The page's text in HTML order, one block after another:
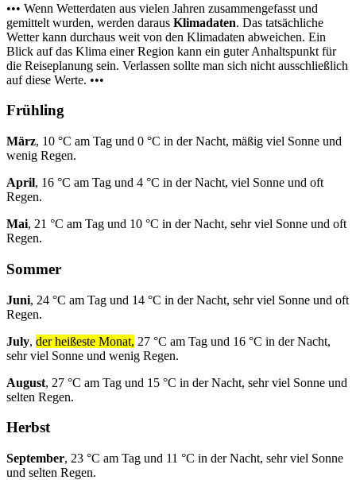
••• Wenn Wetterdaten aus vielen Jahren zusammengefasst und
gemittelt wurden, werden daraus Klimadaten. Das tatsächliche
Wetter kann durchaus weit von den Klimadaten abweichen. Ein
Blick auf das Klima einer Region kann ein guter Anhaltspunkt für
die Reiseplanung sein. Verlassen sollte man sich nicht ausschließlich
auf diese Werte. •••
Frühling
März, 10 °C am Tag und 0 °C in der Nacht, mäßig viel Sonne und
wenig Regen.
April, 16 °C am Tag und 4 °C in der Nacht, viel Sonne und oft
Regen.
Mai, 21 °C am Tag und 10 °C in der Nacht, sehr viel Sonne und oft
Regen.
Sommer
Juni, 24 °C am Tag und 14 °C in der Nacht, sehr viel Sonne und oft
Regen.
July, der heißeste Monat, 27 °C am Tag und 16 °C in der Nacht,
sehr viel Sonne und wenig Regen.
August, 27 °C am Tag und 15 °C in der Nacht, sehr viel Sonne und
selten Regen.
Herbst
September, 23 °C am Tag und 11 °C in der Nacht, sehr viel Sonne
und selten Regen.